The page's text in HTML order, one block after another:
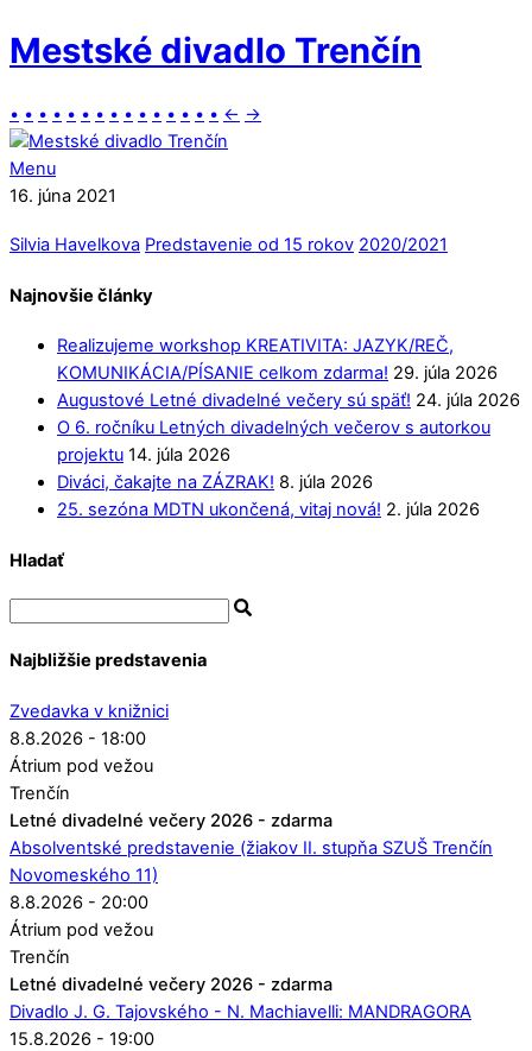
Mestské divadlo Trenčín
• • • • • • • • • • • • • • • ← →
Menu
16. júna 2021
Silvia Havelkova Predstavenie od 15 rokov 2020/2021
Najnovšie články
Realizujeme workshop KREATIVITA: JAZYK/REČ,
KOMUNIKÁCIA/PÍSANIE celkom zdarma! 29. júla 2026
Augustové Letné divadelné večery sú späť! 24. júla 2026
O 6. ročníku Letných divadelných večerov s autorkou
projektu 14. júla 2026
Diváci, čakajte na ZÁZRAK! 8. júla 2026
25. sezóna MDTN ukončená, vitaj nová! 2. júla 2026
Hladať
Najbližšie predstavenia
Zvedavka v knižnici
8.8.2026 - 18:00
Átrium pod vežou
Trenčín
Letné divadelné večery 2026 - zdarma
Absolventské predstavenie (žiakov II. stupňa SZUŠ Trenčín
Novomeského 11)
8.8.2026 - 20:00
Átrium pod vežou
Trenčín
Letné divadelné večery 2026 - zdarma
Divadlo J. G. Tajovského - N. Machiavelli: MANDRAGORA
15.8.2026 - 19:00